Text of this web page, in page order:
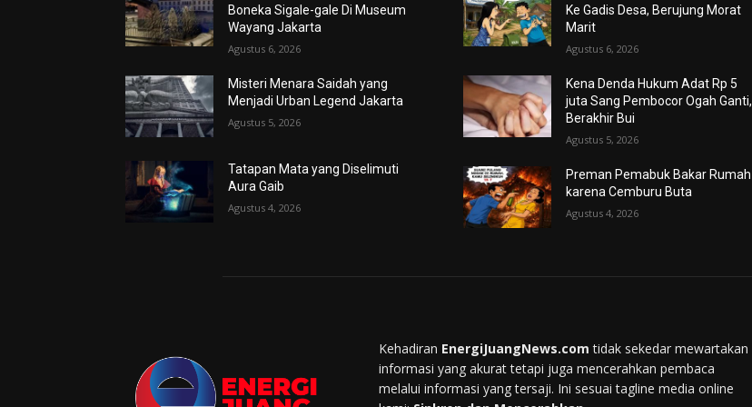
Boneka Sigale-gale Di Museum
Wayang Jakarta
Agustus 6, 2026
Misteri Menara Saidah yang
Menjadi Urban Legend Jakarta
Agustus 5, 2026
Tatapan Mata yang Diselimuti
Aura Gaib
Agustus 4, 2026
Ke Gadis Desa, Berujung Morat
Marit
Agustus 6, 2026
Kena Denda Hukum Adat Rp 5
juta Sang Pembocor Ogah Ganti,
Berakhir Bui
Agustus 5, 2026
Preman Pemabuk Bakar Rumah
karena Cemburu Buta
Agustus 4, 2026
Kehadiran EnergiJuangNews.com tidak sekedar mewartakan
informasi yang akurat tetapi juga mencerahkan pembaca
melalui informasi yang tersaji. Ini sesuai tagline media online